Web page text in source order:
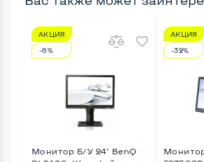
АКЦИЯ
-6%
Монитор Б/У 24" BenQ
АКЦИЯ
-32%